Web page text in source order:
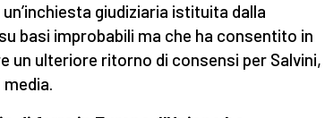
un’inchiesta giudiziaria istituita dalla
basi improbabili ma che ha consentito in
un ulteriore ritorno di consensi per Salvini,